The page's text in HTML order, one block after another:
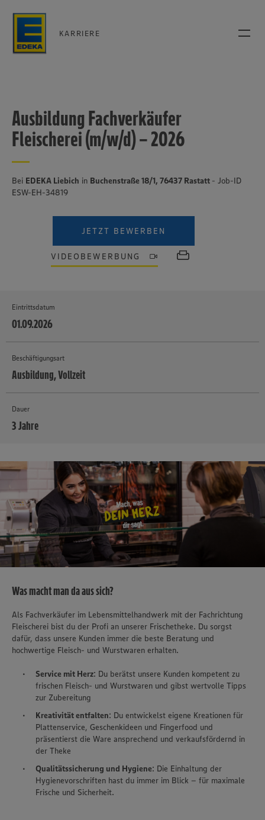
KARRIERE
Ausbildung Fachverkäufer
Fleischerei (m/w/d) – 2026
Bei EDEKA Liebich in Buchenstraße 18/1, 76437 Rastatt - Job-ID
ESW-EH-34819
JETZT BEWERBEN
VIDEOBEWERBUNG
Eintrittsdatum
01.09.2026
Beschäftigungsart
Ausbildung, Vollzeit
Dauer
3 Jahre
Was macht man da aus sich?
Als Fachverkäufer im Lebensmittelhandwerk mit der Fachrichtung
Fleischerei bist du der Profi an unserer Frischetheke. Du sorgst
dafür, dass unsere Kunden immer die beste Beratung und
hochwertige Fleisch- und Wurstwaren erhalten.
Service mit Herz: Du berätst unsere Kunden kompetent zu
frischen Fleisch- und Wurstwaren und gibst wertvolle Tipps
zur Zubereitung
Kreativität entfalten: Du entwickelst eigene Kreationen für
Plattenservice, Geschenkideen und Fingerfood und
präsentierst die Ware ansprechend und verkaufsfördernd in
der Theke
Qualitätssicherung und Hygiene: Die Einhaltung der
Hygienevorschriften hast du immer im Blick – für maximale
Frische und Sicherheit.